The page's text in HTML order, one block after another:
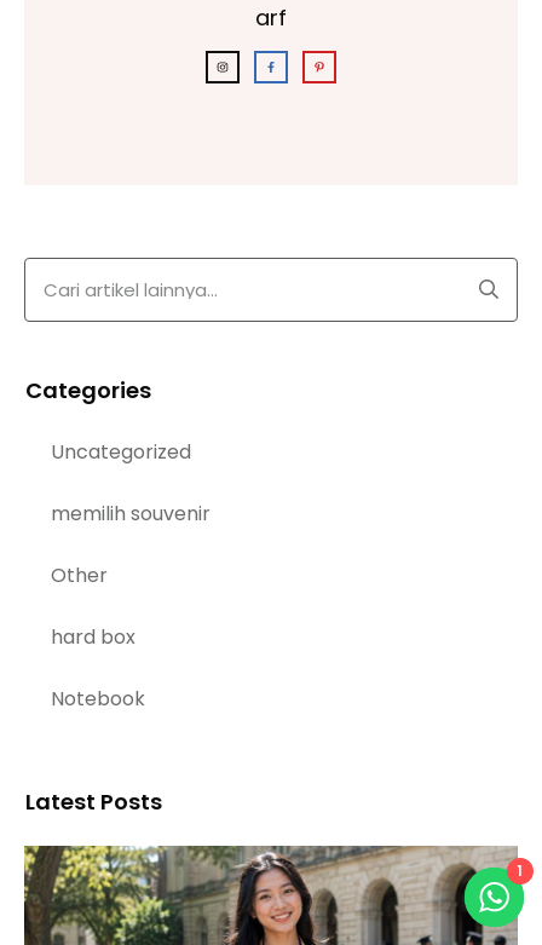
arf
Categories
Uncategorized
memilih souvenir
Other
hard box
Notebook
Latest Posts
1